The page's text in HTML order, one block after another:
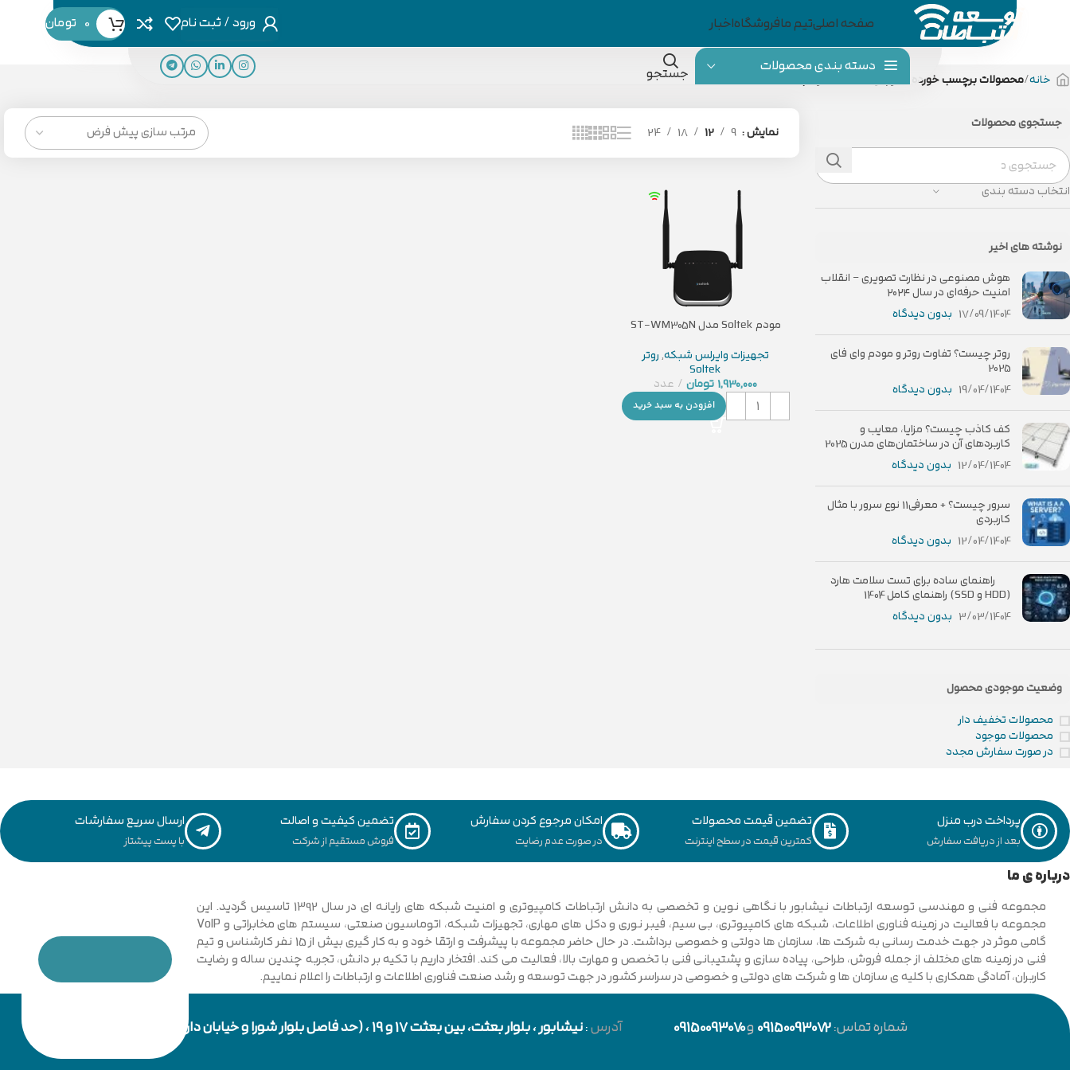
صفحه اصلیتیم مافروشگاهاخبار ورود / ثبت نام 0 تومان
دسته بندی محصولات
جستجو خانه محصولات برچسب خورده “آموزش تنظیمات مودم”
جستجوی محصولات
انتخاب دسته بندی
نوشته های اخیر
هوش مصنوعی در نظارت تصویری – انقلاب
امنیت حرفه‌ای در سال ۲۰۲۴
17/09/1404 بدون دیدگاه
روتر چیست؟ تفاوت روتر و مودم وای فای
2025
19/04/1404 بدون دیدگاه
کف کاذب چیست؟ مزایا، معایب و
کاربردهای آن در ساختمان‌های مدرن 2025
12/04/1404 بدون دیدگاه
سرور چیست؟ + معرفی11 نوع سرور با مثال
کاربردی
12/04/1404 بدون دیدگاه
راهنمای ساده برای تست سلامت هارد
(HDD و SSD) راهنمای کامل 1404
3/03/1404 بدون دیدگاه
وضعیت موجودی محصول
محصولات تخفیف دار
محصولات موجود
در صورت سفارش مجدد
نمایش 9
12
18
24
مودم Soltek مدل ST-WM305N
تجهیزات وایرلس شبکه,روتر
Soltek
1,930,000 تومان عدد
افزودن به سبد خرید
پرداخت درب منزل
بعد از دریافت سفارش
تضمین قیمت محصولات
کمترین قیمت در سطح اینترنت
امکان مرجوع کردن سفارش
در صورت عدم رضایت
تضمین کیفیت و اصالت
فروش مستقیم از شرکت
ارسال سریع سفارشات
با پست پیشتاز
درباره ی ما
مجموعه فنی و مهندسی توسعه ارتباطات نیشابور با نگاهی نوین و تخصصی به دانش ارتباطات کامپیوتری و امنیت شبکه های رایانه ای در سال 1392 تاسیس گردید. این
مجموعه با فعالیت در زمینه فناوری اطلاعات، شبکه های کامپیوتری، بی سیم، فیبر نوری و دکل های مهاری، تجهیزات شبکه، اتوماسیون صنعتی، سیستم های مخابراتی و VoIP
گامی موثر در جهت خدمت رسانی به شرکت ها، سازمان ها دولتی و خصوصی برداشت. در حال حاضر مجموعه با پیشرفت و ارتقا خود و به کار گیری بیش از 15 نفر کارشناس و تیم
فنی در زمینه های مختلف از جمله فروش، طراحی، پیاده سازی و پشتیبانی فنی با تخصص و مهارت بالا، فعالیت می کند. افتخار داریم با تکیه بر دانش، تجربه چندین ساله و رضایت
کاربران، آمادگی همکاری با کلیه ی سازمان ها و شرکت های دولتی و خصوصی در سراسر کشور در جهت توسعه و رشد صنعت فناوری اطلاعات و ارتباطات را اعلام نماییم.
شماره تماس:09150093072و09150093070 آدرس:نیشابور، بلوار بعثت، بین بعثت 17 و 19 ، (حد فاصل بلوار شورا و خیابان دارایی)